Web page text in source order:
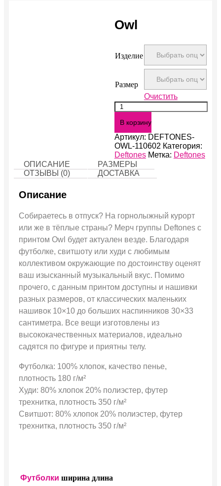
Owl
Изделие
Размер
Очистить
Количество
Owl
В корзину
Артикул: DEFTONES-
OWL-110602 Категория:
Deftones Метка: Deftones
ОПИСАНИЕ
РАЗМЕРЫ
ОТЗЫВЫ (0)
ДОСТАВКА
Описание
Собираетесь в отпуск? На горнолыжный курорт
или же в тёплые страны? Мерч группы Deftones с
принтом Owl будет актуален везде. Благодаря
футболке, свитшоту или худи с любимым
коллективом окружающие по достоинству оценят
ваш изысканный музыкальный вкус. Помимо
прочего, с данным принтом доступны и нашивки
разных размеров, от классических маленьких
нашивок 10×10 до больших наспинников 30×33
сантиметра. Все вещи изготовлены из
высококачественных материалов, идеально
садятся по фигуре и приятны телу.
Футболка: 100% хлопок, качество пенье,
плотность 180 г/м²
Худи: 80% хлопок 20% полиэстер, футер
трехнитка, плотность 350 г/м²
Свитшот: 80% хлопок 20% полиэстер, футер
трехнитка, плотность 350 г/м²
Футболки ширина длина